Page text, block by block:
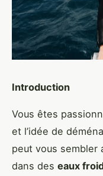
Introduction
Vous êtes
et l’idée de
peut vous sembler
dans des eaux